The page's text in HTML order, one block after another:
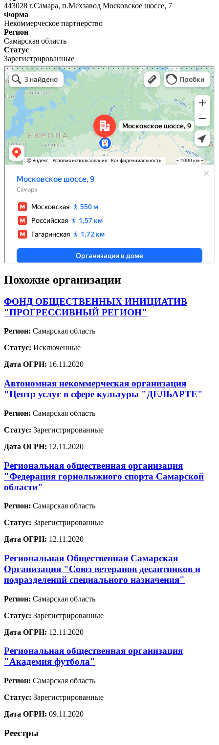
443028 г.Самара, п.Мехзавод Московское шоссе, 7
Форма
Некоммерческое партнерство
Регион
Самарская область
Статус
Зарегистрированные
Похожие организации
ФОНД ОБЩЕСТВЕННЫХ ИНИЦИАТИВ
"ПРОГРЕССИВНЫЙ РЕГИОН"
Регион: Самарская область
Статус: Исключенные
Дата ОГРН: 16.11.2020
Автономная некоммерческая организация
"Центр услуг в сфере культуры "ДЕЛЬАРТЕ"
Регион: Самарская область
Статус: Зарегистрированные
Дата ОГРН: 12.11.2020
Региональная общественная организация
"Федерация горнолыжного спорта Самарской
области"
Регион: Самарская область
Статус: Зарегистрированные
Дата ОГРН: 12.11.2020
Региональная Общественная Самарская
Организация "Союз ветеранов десантников и
подразделений специального назначения"
Регион: Самарская область
Статус: Зарегистрированные
Дата ОГРН: 12.11.2020
Региональная общественная организация
"Академия футбола"
Регион: Самарская область
Статус: Зарегистрированные
Дата ОГРН: 09.11.2020
Реестры